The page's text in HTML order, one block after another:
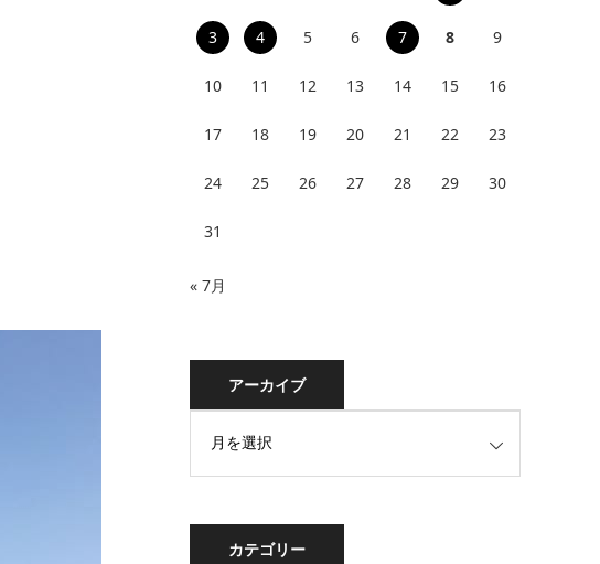
3 4 5 6 7 8 9
10 11 12 13 14 15 16
17 18 19 20 21 22 23
24 25 26 27 28 29 30
31
« 7月
アーカイブ
カテゴリー